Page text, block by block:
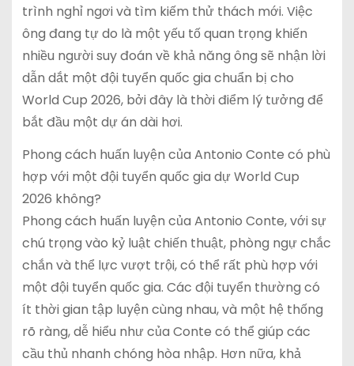
trình nghỉ ngơi và tìm kiếm thử thách mới. Việc
ông đang tự do là một yếu tố quan trọng khiến
nhiều người suy đoán về khả năng ông sẽ nhận lời
dẫn dắt một đội tuyển quốc gia chuẩn bị cho
World Cup 2026, bởi đây là thời điểm lý tưởng để
bắt đầu một dự án dài hơi.
Phong cách huấn luyện của Antonio Conte có phù
hợp với một đội tuyển quốc gia dự World Cup
2026 không?
Phong cách huấn luyện của Antonio Conte, với sự
chú trọng vào kỷ luật chiến thuật, phòng ngự chắc
chắn và thể lực vượt trội, có thể rất phù hợp với
một đội tuyển quốc gia. Các đội tuyển thường có
ít thời gian tập luyện cùng nhau, và một hệ thống
rõ ràng, dễ hiểu như của Conte có thể giúp các
cầu thủ nhanh chóng hòa nhập. Hơn nữa, khả